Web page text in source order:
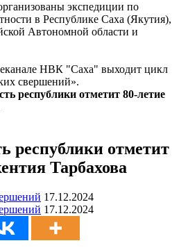
экспедиции по
в Республике Саха (Якутия),
Автономной области и
НВК "Саха" выходит цикл
свершений».
республики отметит 80-летие
республики отметит
Тарбахова
17.12.2024
17.12.2024